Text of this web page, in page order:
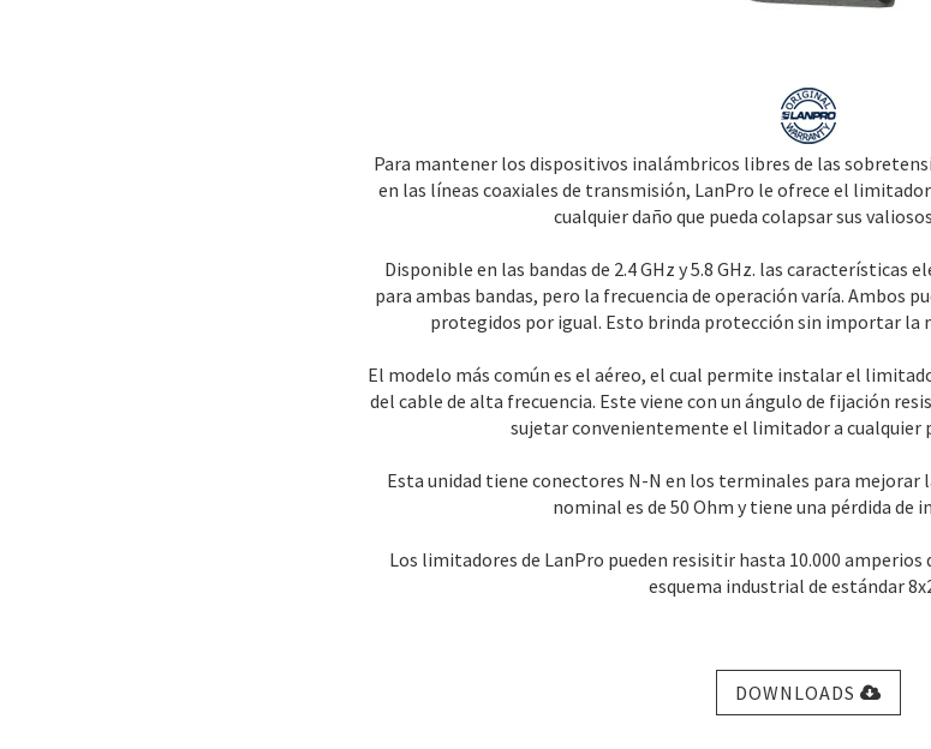
Para mantener los dispositivos inalámbricos libres de las
en las líneas coaxiales de transmisión, LanPro le ofrece el
cualquier daño que pueda colapsar sus
Disponible en las bandas de 2.4 GHz y 5.8 GHz. las características
para ambas bandas, pero la frecuencia de operación varía. Ambos
protegidos por igual. Esto brinda protección sin importar la
El modelo más común es el aéreo, el cual permite instalar el
del cable de alta frecuencia. Este viene con un ángulo de fijación
sujetar convenientemente el limitador a cualquier
Esta unidad tiene conectores N-N en los terminales para mejorar
nominal es de 50 Ohm y tiene una pérdida de
Los limitadores de LanPro pueden resisitir hasta 10.000
esquema industrial de estándar
DOWNLOADS